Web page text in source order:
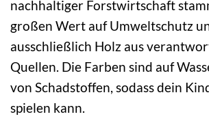
nachhaltiger Forstwirtschaft
großen Wert auf Umweltschutz
ausschließlich Holz aus
Quellen. Die Farben sind auf
von Schadstoffen, sodass dein
spielen kann.